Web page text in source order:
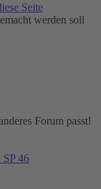
Seite
werden soll
Forum passt!
SP 46